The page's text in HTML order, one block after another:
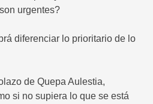
urgentes?
diferenciar lo prioritario de lo
de Quepa Aulestia,
si no supiera lo que se está